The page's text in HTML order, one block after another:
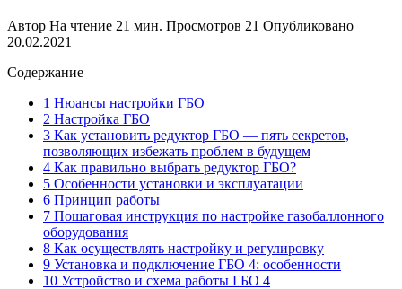
Автор На чтение 21 мин. Просмотров 21 Опубликовано
20.02.2021
Содержание
1 Нюансы настройки ГБО
2 Настройка ГБО
3 Как установить редуктор ГБО — пять секретов,
позволяющих избежать проблем в будущем
4 Как правильно выбрать редуктор ГБО?
5 Особенности установки и эксплуатации
6 Принцип работы
7 Пошаговая инструкция по настройке газобаллонного
оборудования
8 Как осуществлять настройку и регулировку
9 Установка и подключение ГБО 4: особенности
10 Устройство и схема работы ГБО 4